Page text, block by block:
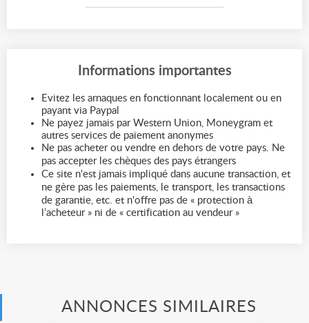
Informations importantes
Evitez les arnaques en fonctionnant localement ou en
payant via Paypal
Ne payez jamais par Western Union, Moneygram et
autres services de paiement anonymes
Ne pas acheter ou vendre en dehors de votre pays. Ne
pas accepter les chèques des pays étrangers
Ce site n'est jamais impliqué dans aucune transaction, et
ne gère pas les paiements, le transport, les transactions
de garantie, etc. et n'offre pas de « protection à
l’acheteur » ni de « certification au vendeur »
ANNONCES SIMILAIRES